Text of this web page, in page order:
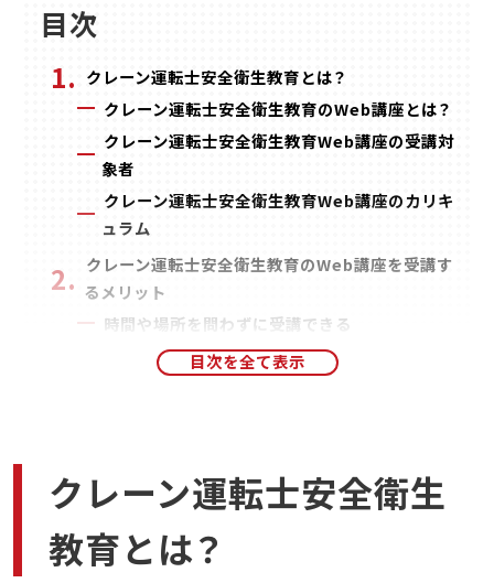
目次
クレーン運転士安全衛生教育とは？
クレーン運転士安全衛生教育のWeb講座とは？
クレーン運転士安全衛生教育Web講座の受講対
象者
クレーン運転士安全衛生教育Web講座のカリキ
ュラム
クレーン運転士安全衛生教育のWeb講座を受講す
るメリット
時間や場所を問わずに受講できる
自分のペースで受講できる
る際の注意点
インターネット接続環境とカメラ付きの端末を
準備する必要があります
講義動画の倍速再生はできない
クレーン運転士安全衛生
教育とは？